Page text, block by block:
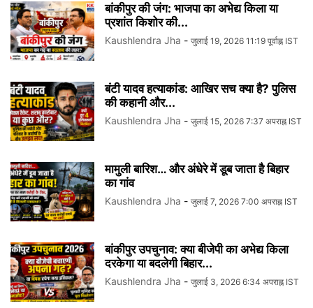
बांकीपुर की जंग: भाजपा का अभेद्य किला या
प्रशांत किशोर की...
Kaushlendra Jha - जुलाई 19, 2026 11:19 पूर्वाह्न IST
बंटी यादव हत्याकांड: आखिर सच क्या है? पुलिस
की कहानी और...
Kaushlendra Jha - जुलाई 15, 2026 7:37 अपराह्न IST
मामुली बारिश… और अंधेरे में डूब जाता है बिहार
का गांव
Kaushlendra Jha - जुलाई 7, 2026 7:00 अपराह्न IST
बांकीपुर उपचुनाव: क्या बीजेपी का अभेद्य किला
दरकेगा या बदलेगी बिहार...
Kaushlendra Jha - जुलाई 3, 2026 6:34 अपराह्न IST